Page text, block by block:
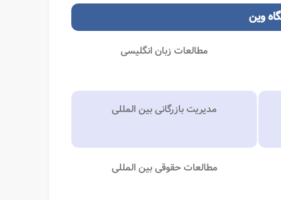
وین
مطالعات زبان انگلیسی
مدیریت بازرگانی بین المللی
مطالعات حقوقی بین المللی